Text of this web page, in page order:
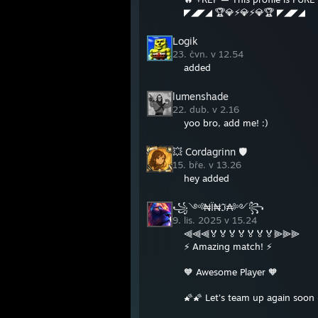
◤◢◤◢ 🏆💎⚡💎⚡💎🏆 ◤◢◤◢
Logik
23. čvn. v 12.54
added
lumenshade
22. dub. v 2.16
yoo bro, add me! :)
💥 Cordagrinn 🛡
15. bře. v 13.26
hey added
꧁༺₦Ї₦ℑ₳༻꧂
9. lis. 2025 v 15.24
⫷⫷⫷🏅🏅🏅🏅🏅🏅🏅⫸⫸⫸
⚡ Amazing match! ⚡
🧡 Awesome Player 🧡
🌠🌠 Let’s team up again soon